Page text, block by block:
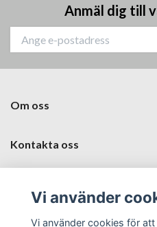
Anmäl dig till
Om oss
Kontakta oss
Sociala medier
Vi använder
Vi använder cookies för